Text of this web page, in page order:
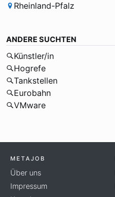
Rheinland-Pfalz
ANDERE SUCHTEN
Künstler/in
Hogrefe
Tankstellen
Eurobahn
VMware
METAJOB
Über uns
Impressum